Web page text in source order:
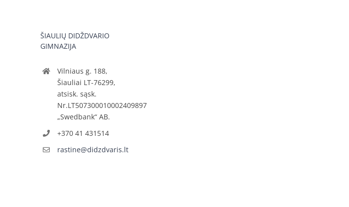
ŠIAULIŲ DIDŽDVARIO
GIMNAZIJA
Vilniaus g. 188,
Šiauliai LT-76299,
atsisk. sąsk.
Nr.LT507300010002409897
„Swedbank“ AB.
+370 41 431514
rastine@didzdvaris.lt